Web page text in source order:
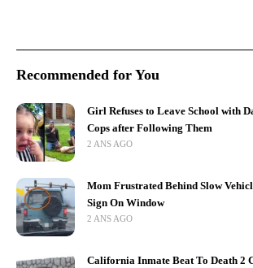
Recommended for You
Girl Refuses to Leave School with
Cops after Following Them
2 ANS AGO
Mom Frustrated Behind Slow
Sign On Window
2 ANS AGO
California Inmate Beat To Death 2